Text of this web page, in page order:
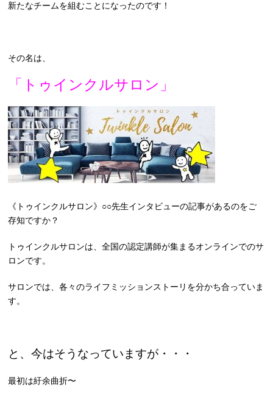
新たなチームを組むことになったのです！
その名は、
「トゥインクルサロン」
《トゥインクルサロン》○○先生インタビューの記事があるのをご
存知ですか？
トゥインクルサロンは、全国の認定講師が集まるオンラインでのサ
ロンです。
サロンでは、各々のライフミッションストーリを分かち合っていま
す。
と、今はそうなっていますが・・・
最初は紆余曲折〜